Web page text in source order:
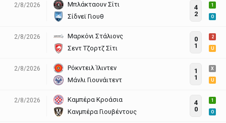
2/8/2026
Μπλάκταουν Σίτι
Σίδνεϊ Γιουθ
4
2
1
O
2/8/2026
Μαρκόνι Στάλιονς
Σεντ Τζορτζ Σίτι
0
1
2
U
2/8/2026
Ρόκντειλ Ίλιντεν
Μάνλι Γιουνάιτεντ
1
1
X
U
2/8/2026
Καμπέρα Κροάσια
Κανμπέρα Γιουβέντους
4
0
1
O